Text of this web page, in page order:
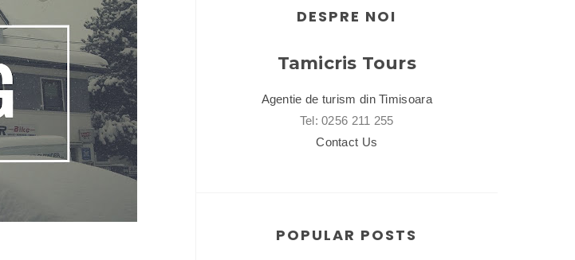
DESPRE NOI
Tamicris Tours
Agentie de turism din Timisoara
Tel: 0256 211 255
Contact Us
POPULAR POSTS